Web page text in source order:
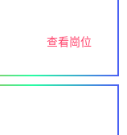
查看崗位